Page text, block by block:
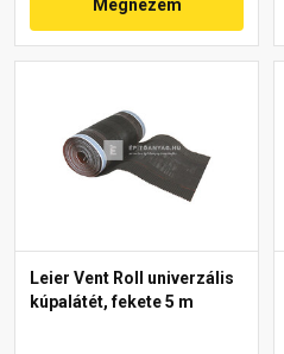
Megnézem
Leier Vent Roll univerzális
kúpalátét, fekete 5 m